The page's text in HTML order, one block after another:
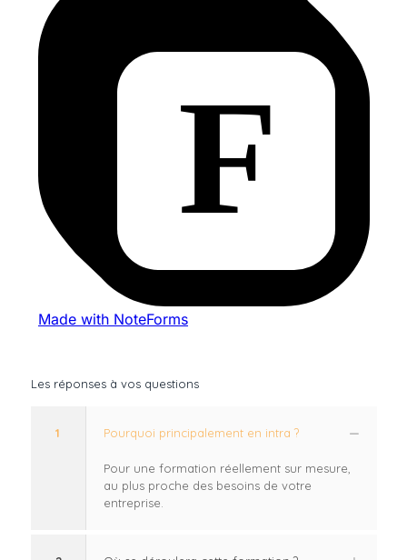
Les réponses à vos questions
1 Pourquoi principalement en intra ?
Pour une formation réellement sur mesure,
au plus proche des besoins de votre
entreprise.